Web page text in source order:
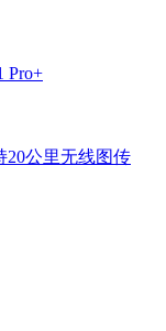
Pro+
20公里无线图传